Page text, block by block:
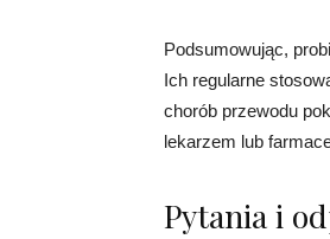
Podsumowując,
Ich regularne
chorób przewodu
lekarzem lub
Pytania i